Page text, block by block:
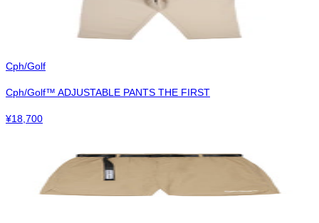
Cph/Golf
Cph/Golf™︎ ADJUSTABLE PANTS THE FIRST
¥18,700